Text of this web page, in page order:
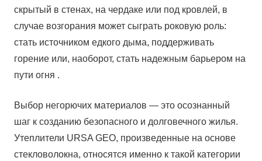
скрытый в стенах, на чердаке или под кровлей, в
случае возгорания может сыграть роковую роль:
стать источником едкого дыма, поддерживать
горение или, наоборот, стать надежным барьером на
пути огня .
Выбор негорючих материалов — это осознанный
шаг к созданию безопасного и долговечного жилья.
Утеплители URSA GEO, произведенные на основе
стекловолокна, относятся именно к такой категории